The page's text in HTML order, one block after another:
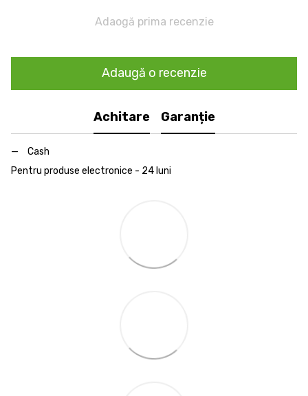
Adaogă prima recenzie
Adaugă o recenzie
Achitare Garanție
Cash
Pentru produse electronice - 24 luni